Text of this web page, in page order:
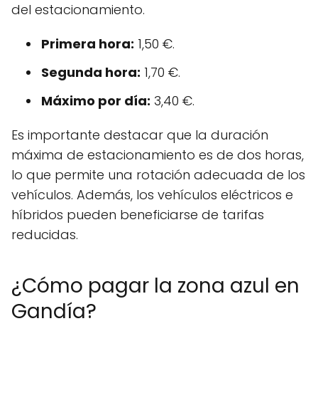
del estacionamiento.
Primera hora: 1,50 €.
Segunda hora: 1,70 €.
Máximo por día: 3,40 €.
Es importante destacar que la duración
máxima de estacionamiento es de dos horas,
lo que permite una rotación adecuada de los
vehículos. Además, los vehículos eléctricos e
híbridos pueden beneficiarse de tarifas
reducidas.
¿Cómo pagar la zona azul en
Gandía?